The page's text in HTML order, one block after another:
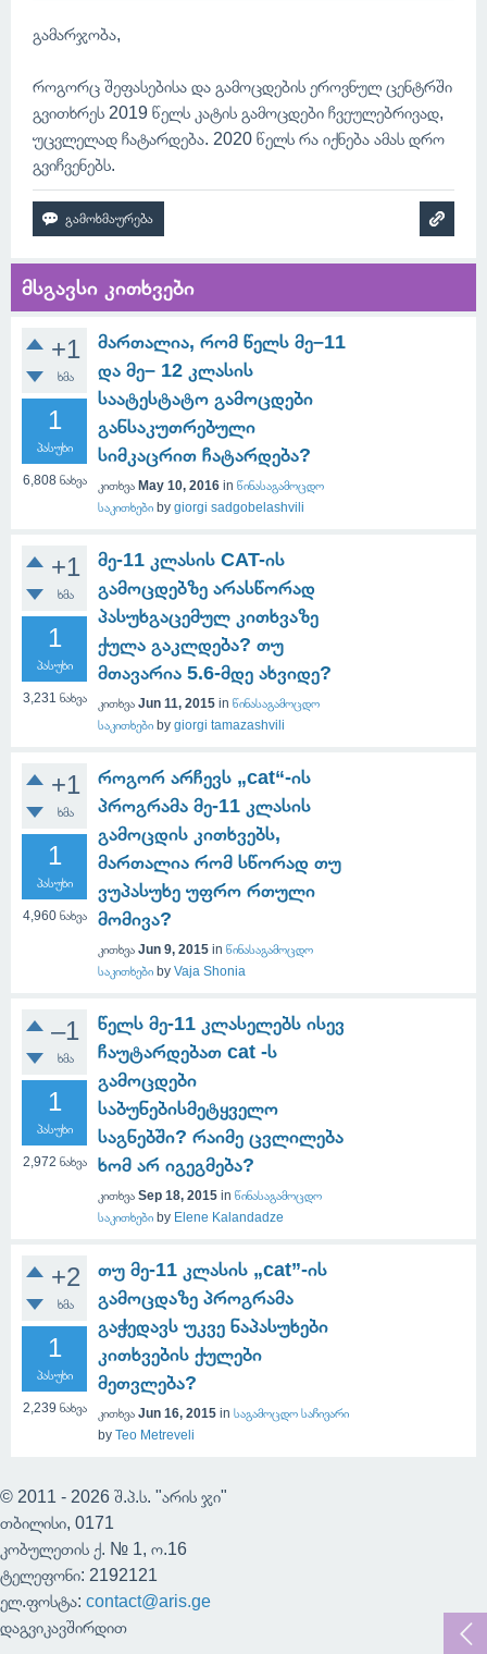
გამარჯობა,
როგორც შეფასებისა და გამოცდების ეროვნულ ცენტრში
გვითხრეს 2019 წელს კატის გამოცდები ჩვეულებრივად,
უცვლელად ჩატარდება. 2020 წელს რა იქნება ამას დრო
გვიჩვენებს.
მსგავსი კითხვები
+1
ხმა
1
პასუხი
6,808 ნახვა
მართალია, რომ წელს მე–11
და მე– 12 კლასის
საატესტატო გამოცდები
განსაკუთრებული
სიმკაცრით ჩატარდება?
კითხვა May 10, 2016 in წინასაგამოცდო
საკითხები by giorgi sadgobelashvili
+1
ხმა
1
პასუხი
3,231 ნახვა
მე-11 კლასის CAT-ის
გამოცდებზე არასწორად
პასუხგაცემულ კითხვაზე
ქულა გაკლდება? თუ
მთავარია 5.6-მდე ახვიდე?
კითხვა Jun 11, 2015 in წინასაგამოცდო
საკითხები by giorgi tamazashvili
+1
ხმა
1
პასუხი
4,960ნახვა
როგორ არჩევს „cat“-ის
პროგრამა მე-11 კლასის
გამოცდის კითხვებს,
მართალია რომ სწორად თუ
ვუპასუხე უფრო რთული
მომივა?
კითხვა Jun 9, 2015 in წინასაგამოცდო
საკითხები by Vaja Shonia
–1
ხმა
1
პასუხი
2,972 ნახვა
წელს მე-11 კლასელებს ისევ
ჩაუტარდებათ cat -ს
გამოცდები
საბუნებისმეტყველო
საგნებში? რაიმე ცვლილება
ხომ არ იგეგმება?
კითხვა Sep 18, 2015 in წინასაგამოცდო
საკითხები by Elene Kalandadze
+2
ხმა
1
პასუხი
2,239 ნახვა
თუ მე-11 კლასის „cat”-ის
გამოცდაზე პროგრამა
გაჭედავს უკვე ნაპასუხები
კითხვების ქულები
მეთვლება?
კითხვა Jun 16, 2015 in საგამოცდო საჩივარი
by Teo Metreveli
© 2011 - 2026 შ.პ.ს. "არის ჯი"
თბილისი, 0171
კობულეთის ქ. № 1, ო.16
ტელეფონი: 2192121
ელ.ფოსტა: contact@aris.ge
დაგვიკავშირდით